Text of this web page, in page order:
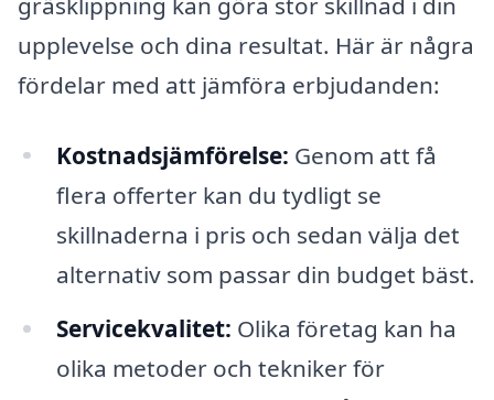
upplevelse och dina resultat. Här är några
fördelar med att jämföra erbjudanden:
Kostnadsjämförelse: Genom att få
flera offerter kan du tydligt se
skillnaderna i pris och sedan välja det
alternativ som passar din budget bäst.
Servicekvalitet: Olika företag kan ha
olika metoder och tekniker för